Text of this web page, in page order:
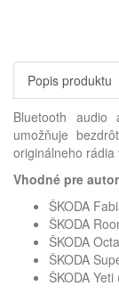
Popis produktu
Bluetooth
umožňuje
originálneho rádia
Vhodné pre
ŠKODA
ŠKODA
ŠKODA
ŠKODA
ŠKODA